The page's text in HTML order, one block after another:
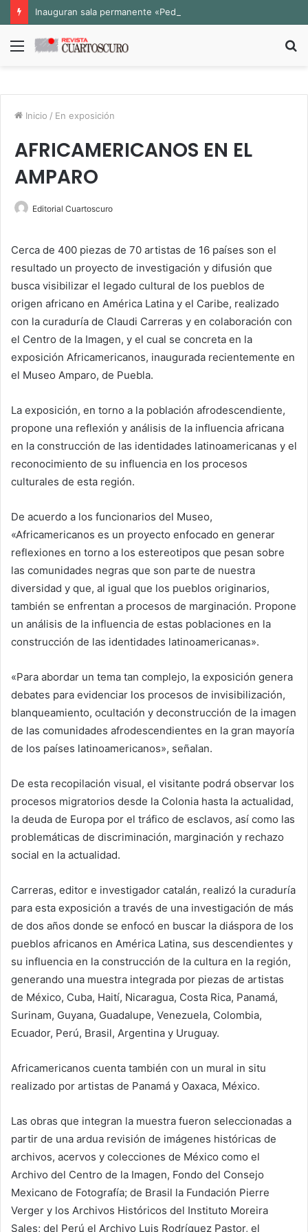
Menú
Inicio / En exposición
AFRICAMERICANOS EN EL
AMPARO
Editorial Cuartoscuro
Cerca de 400 piezas de 70 artistas de 16 países son el
resultado un proyecto de investigación y difusión que
busca visibilizar el legado cultural de los pueblos de
origen africano en América Latina y el Caribe, realizado
con la curaduría de Claudi Carreras y en colaboración con
el Centro de la Imagen, y el cual se concreta en la
exposición Africamericanos, inaugurada recientemente en
el Museo Amparo, de Puebla.
La exposición, en torno a la población afrodescendiente,
propone una reflexión y análisis de la influencia africana
en la construcción de las identidades latinoamericanas y el
reconocimiento de su influencia en los procesos
culturales de esta región.
De acuerdo a los funcionarios del Museo,
«Africamericanos es un proyecto enfocado en generar
reflexiones en torno a los estereotipos que pesan sobre
las comunidades negras que son parte de nuestra
diversidad y que, al igual que los pueblos originarios,
también se enfrentan a procesos de marginación. Propone
un análisis de la influencia de estas poblaciones en la
construcción de las identidades latinoamericanas».
«Para abordar un tema tan complejo, la exposición genera
debates para evidenciar los procesos de invisibilización,
blanqueamiento, ocultación y deconstrucción de la imagen
de las comunidades afrodescendientes en la gran mayoría
de los países latinoamericanos», señalan.
De esta recopilación visual, el visitante podrá observar los
procesos migratorios desde la Colonia hasta la actualidad,
la deuda de Europa por el tráfico de esclavos, así como las
problemáticas de discriminación, marginación y rechazo
social en la actualidad.
Carreras, editor e investigador catalán, realizó la curaduría
para esta exposición a través de una investigación de más
de dos años donde se enfocó en buscar la diáspora de los
pueblos africanos en América Latina, sus descendientes y
su influencia en la construcción de la cultura en la región,
generando una muestra integrada por piezas de artistas
de México, Cuba, Haití, Nicaragua, Costa Rica, Panamá,
Surinam, Guyana, Guadalupe, Venezuela, Colombia,
Ecuador, Perú, Brasil, Argentina y Uruguay.
Africamericanos cuenta también con un mural in situ
realizado por artistas de Panamá y Oaxaca, México.
Las obras que integran la muestra fueron seleccionadas a
partir de una ardua revisión de imágenes históricas de
archivos, acervos y colecciones de México como el
Archivo del Centro de la Imagen, Fondo del Consejo
Mexicano de Fotografía; de Brasil la Fundación Pierre
Verger y los Archivos Históricos del Instituto Moreira
Sales; del Perú el Archivo Luis Rodríguez Pastor, el